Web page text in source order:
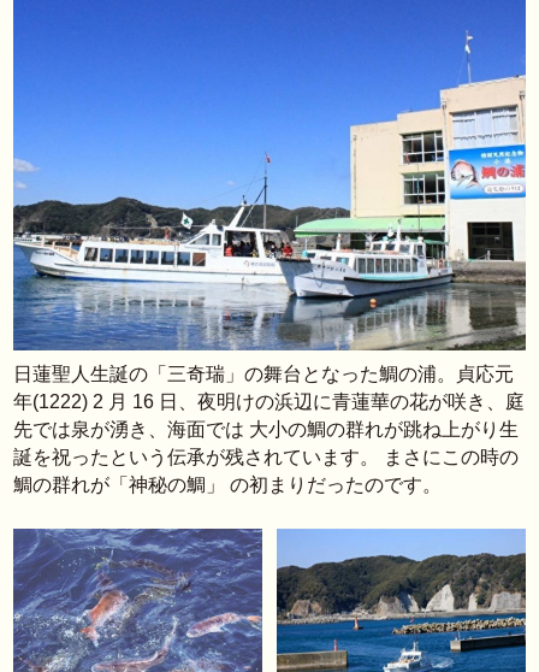
日蓮聖人生誕の「三奇瑞」の舞台となった鯛の浦。貞応元
年(1222) 2 月 16 日、夜明けの浜辺に青蓮華の花が咲き、庭
先では泉が湧き、海面では 大小の鯛の群れが跳ね上がり生
誕を祝ったという伝承が残されています。 まさにこの時の
鯛の群れが「神秘の鯛」 の初まりだったのです。